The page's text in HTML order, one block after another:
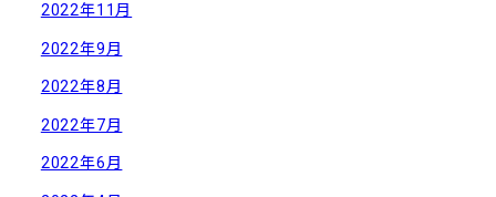
2022年11月
2022年9月
2022年8月
2022年7月
2022年6月